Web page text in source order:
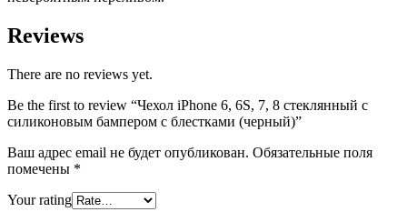
Reviews
There are no reviews yet.
Be the first to review “Чехол iPhone 6, 6S, 7, 8 стеклянный с
силиконовым бампером с блестками (черный)”
Ваш адрес email не будет опубликован. Обязательные поля
помечены *
Your rating